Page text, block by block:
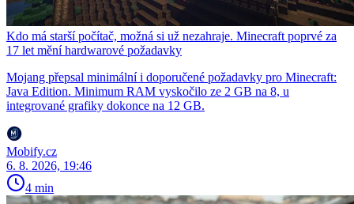
Kdo má starší počítač, možná si už nezahraje. Minecraft poprvé za
17 let mění hardwarové požadavky
Mojang přepsal minimální i doporučené požadavky pro Minecraft:
Java Edition. Minimum RAM vyskočilo ze 2 GB na 8, u
integrované grafiky dokonce na 12 GB.
Mobify.cz
6. 8. 2026, 19:46
4 min